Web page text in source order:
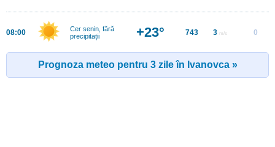
08:00
Cer senin, fără
precipitații
+23° 743 3 m/s 0
Prognoza meteo pentru 3 zile în Ivanovca »